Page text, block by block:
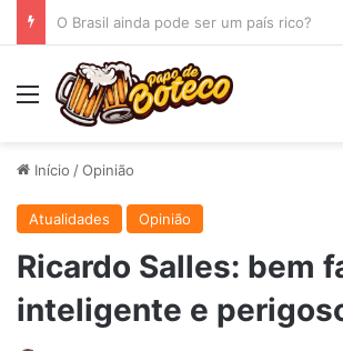
O Espelho
Menu
Início /Opinião
Atualidades Opinião
Ricardo Salles: bem
inteligente e